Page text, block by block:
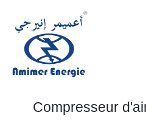
Compresseur